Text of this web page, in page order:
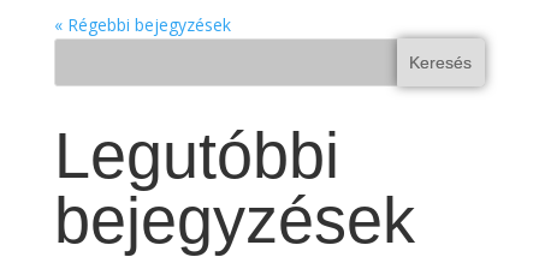
« Régebbi bejegyzések
Keresés
Legutóbbi
bejegyzések